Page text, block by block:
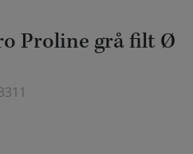
Proline grå filt Ø